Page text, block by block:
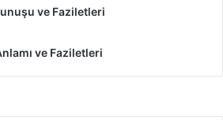
ve Faziletleri
ve Faziletleri